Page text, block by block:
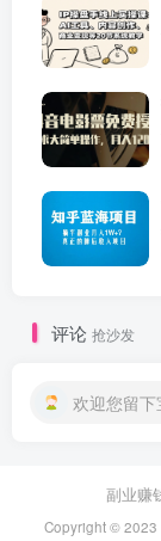
评论 抢沙发
欢迎您留下
副业赚
Copyright © 2023